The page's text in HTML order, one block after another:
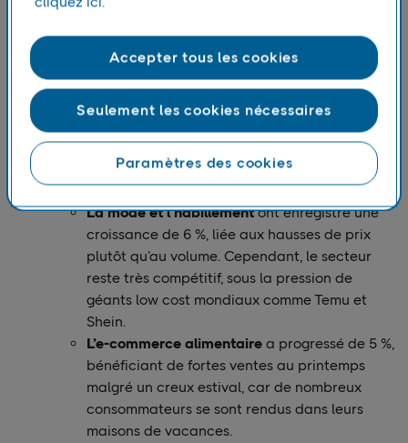
La performance sectorielle :
Le secteur pharmaceutiquereste le secteur
le plus performant, avec une croissance de
20 % pour le cinquième trimestre consécutif.
Son succès est dû à des prix compétitifs, à la
commodité de l’e-commerce pour les produits
compacts et à des retours minimes, en
particulier dans les secteurs de la beauté et
des cosmétiques.
La mode et l’habillementont enregistré une
croissance de 6 %, liée aux hausses de prix
plutôt qu’au volume. Cependant, le secteur
reste très compétitif, sous la pression de
géants low cost mondiaux comme Temu et
Shein.
L’e-commerce alimentaire a progressé de 5 %,
bénéficiant de fortes ventes au printemps
malgré un creux estival, car de nombreux
consommateurs se sont rendus dans leurs
maisons de vacances.
Paramètres des cookies
Seulement les cookies nécessaires
Accepter tous les cookies